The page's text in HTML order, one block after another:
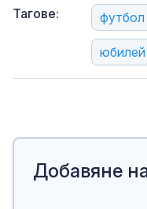
Тагове: футбол
юбилей
Добавяне